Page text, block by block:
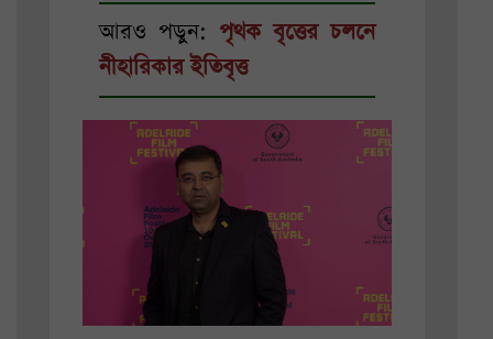
আরও পড়ুন: পৃথক বৃত্তের চলনে
নীহারিকার ইতিবৃত্ত